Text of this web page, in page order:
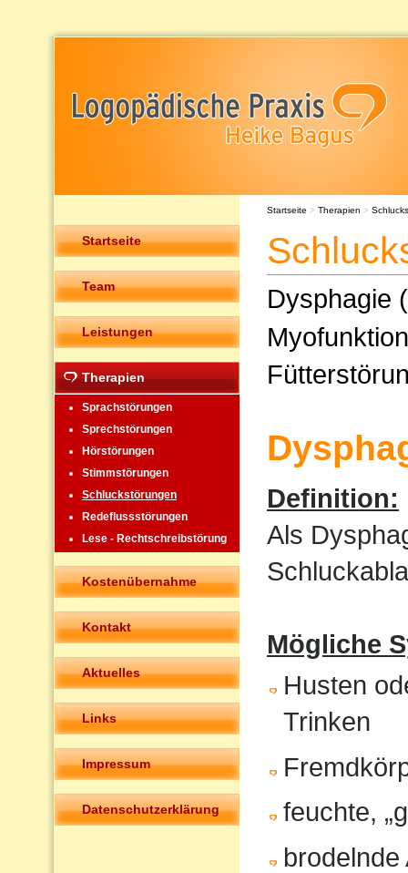
Startseite
Team
Leistungen
Therapien
Sprachstörungen
Sprechstörungen
Hörstörungen
Stimmstörungen
Schluckstörungen
Redeflussstörungen
Lese - Rechtschreibstörung
Kostenübernahme
Kontakt
Aktuelles
Links
Impressum
Datenschutzerklärung
Startseite > Therapien >
Dysphagie
Definition:
Als
Mögliche
Husten
Trinken
feuchte,
brodelnde